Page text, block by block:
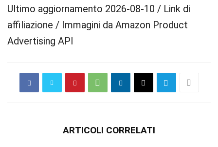
Ultimo aggiornamento 2026-08-10 / Link di
affiliazione / Immagini da Amazon Product
Advertising API
ARTICOLI CORRELATI